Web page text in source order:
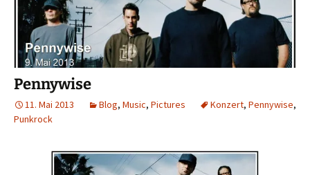
Pennywise
11. Mai 2013 Blog, Music, Pictures Konzert, Pennywise,
Punkrock